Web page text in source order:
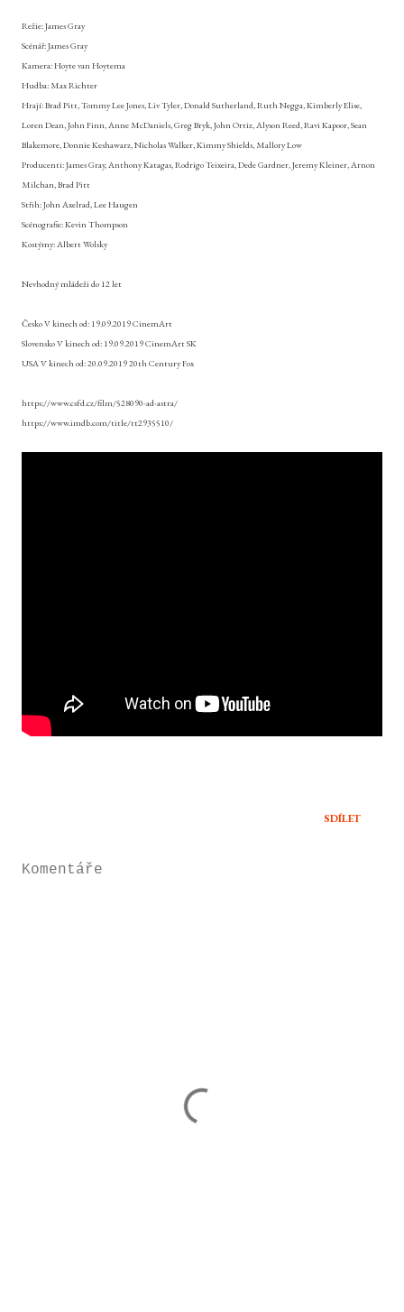
Režie: James Gray
Scénář: James Gray
Kamera: Hoyte van Hoytema
Hudba: Max Richter
Hrají: Brad Pitt, Tommy Lee Jones, Liv Tyler, Donald Sutherland, Ruth Negga, Kimberly Elise,
Loren Dean, John Finn, Anne McDaniels, Greg Bryk, John Ortiz, Alyson Reed, Ravi Kapoor, Sean
Blakemore, Donnie Keshawarz, Nicholas Walker, Kimmy Shields, Mallory Low
Producenti: James Gray, Anthony Katagas, Rodrigo Teixeira, Dede Gardner, Jeremy Kleiner, Arnon
Milchan, Brad Pitt
Střih: John Axelrad, Lee Haugen
Scénografie: Kevin Thompson
Kostýmy: Albert Wolsky
Nevhodný mládeži do 12 let
Česko V kinech od: 19.09.2019 CinemArt
Slovensko V kinech od: 19.09.2019 CinemArt SK
USA V kinech od:20.09.2019 20th Century Fox
https://www.csfd.cz/film/528090-ad-astra/
https://www.imdb.com/title/tt2935510/
SDÍLET
Komentáře